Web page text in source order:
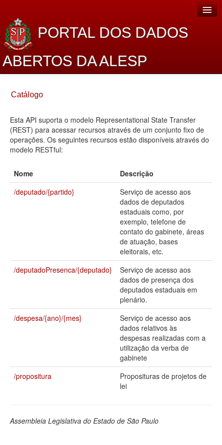
PORTAL DOS DADOS
ABERTOS DA ALESP
Sobre o projeto
Dados Abertos Alesp
Lei de Acesso à Informação
Planejamento
Catálogo de dados
Legislação
Perguntas frequentes
Catálogo
Esta API suporta o modelo Representational State Transfer
(REST) para acessar recursos através de um conjunto fixo de
operações. Os seguintes recursos estão disponíveis através do
modelo RESTful:
Nome
Descrição
/deputado/{partido}
Serviço de acesso aos
dados de deputados
estaduais como, por
exemplo, telefone de
contato do gabinete, áreas
de atuação, bases
eleitorais, etc.
/deputadoPresenca/{deputado}
Serviço de acesso aos
dados de presença dos
deputados estaduais em
plenário.
/despesa/{ano}/{mes}
Serviço de acesso aos
dados relativos às
despesas realizadas com a
utilização da verba de
gabinete
/propositura
Proposituras de projetos de
lei
Assembleia Legislativa do Estado de São Paulo